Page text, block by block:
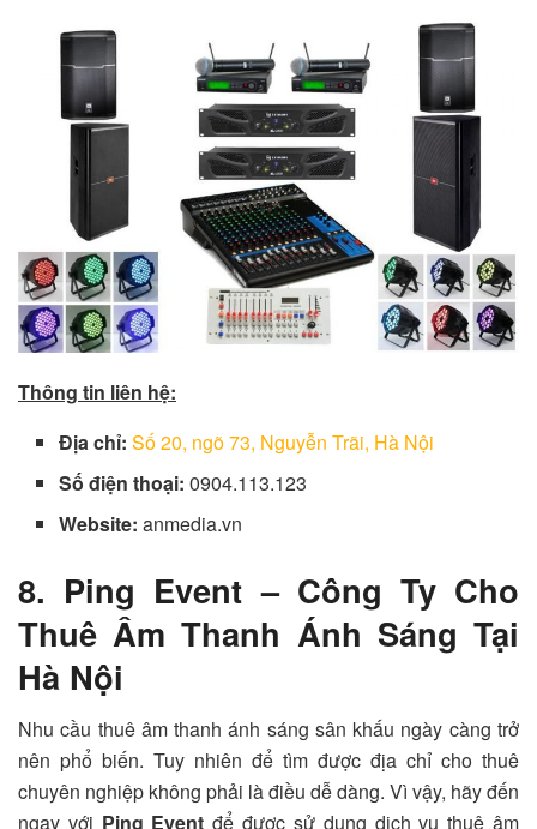
Thông tin liên hệ:
Địa chỉ: Số 20, ngõ 73, Nguyễn Trãi, Hà Nội
Số điện thoại: 0904.113.123
Website: anmedia.vn
8. Ping Event – Công Ty Cho
Thuê Âm Thanh Ánh Sáng Tại
Hà Nội
Nhu cầu thuê âm thanh ánh sáng sân khấu ngày càng trở
nên phổ biến. Tuy nhiên để tìm được địa chỉ cho thuê
chuyên nghiệp không phải là điều dễ dàng. Vì vậy, hãy đến
ngay với Ping Event để được sử dụng dịch vụ thuê âm